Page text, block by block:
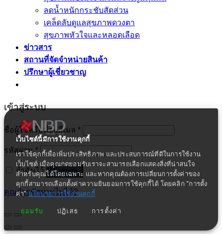
เว็บไซต์นี้มีการใช้งานคุกกี้
เราใช้คุกกี้เพื่อเพิ่มประสิทธิภาพ และประสบการณ์ที่ดีในการใช้งาน
เว็บไซต์ เมื่อคุณกดยอมรับเราจะสามารถเลือกแสดงสิ่งที่น่าสนใจ
สำหรับคุณได้โดยเฉพาะ และหากคุณต้องการเปลี่ยนการตั้งค่าของ
คุกกี้สามารถเลือกตั้งค่าความยินยอมการใช้คุกกี้ได้ โดยคลิก "การตั้ง
ค่า"นโยบายการใช้งานคุกกี้
ยอมรับ ปฏิเสธ การตั้งค่า
ลดน้ำหนักกระชับสัดส่วน
เคล็ดลับดูแลสุขภาพดวงตา
สุขภาพหัวใจและหลอดเลือด
ข่าวสาร
สถานที่จัดจำหน่ายสินค้า
ปรึกษาผู้เชี่ยวชาญ
เข้าสู่ระบบ
ชื่อผู้ใช้หรือที่อยู่อีเมล *
รหัสผ่าน *
จำฉันไว้ เข้าสู่ระบบ
คุณจำรหัสผ่านไม่ได้?